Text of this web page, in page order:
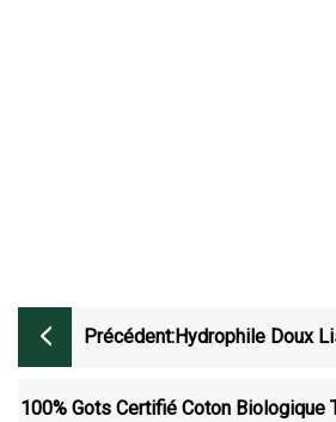
Précédent:Hydrophile Doux
100% Gots Certifié Coton Biologique